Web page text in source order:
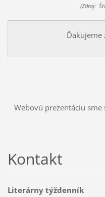
(Zdroj:
Ďakujeme
Webovú prezentáciu
Kontakt
Literárny týždenník